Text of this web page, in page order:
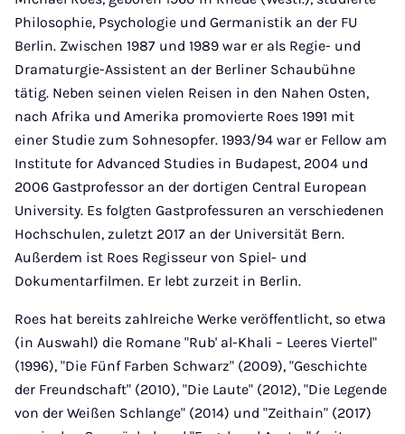
Philosophie, Psychologie und Germanistik an der FU
Berlin. Zwischen 1987 und 1989 war er als Regie- und
Dramaturgie-Assistent an der Berliner Schaubühne
tätig. Neben seinen vielen Reisen in den Nahen Osten,
nach Afrika und Amerika promovierte Roes 1991 mit
einer Studie zum Sohnesopfer. 1993/94 war er Fellow am
Institute for Advanced Studies in Budapest, 2004 und
2006 Gastprofessor an der dortigen Central European
University. Es folgten Gastprofessuren an verschiedenen
Hochschulen, zuletzt 2017 an der Universität Bern.
Außerdem ist Roes Regisseur von Spiel- und
Dokumentarfilmen. Er lebt zurzeit in Berlin.
Roes hat bereits zahlreiche Werke veröffentlicht, so etwa
(in Auswahl) die Romane "Rub' al-Khali – Leeres Viertel"
(1996), "Die Fünf Farben Schwarz" (2009), "Geschichte
der Freundschaft" (2010), "Die Laute" (2012), "Die Legende
von der Weißen Schlange" (2014) und "Zeithain" (2017)